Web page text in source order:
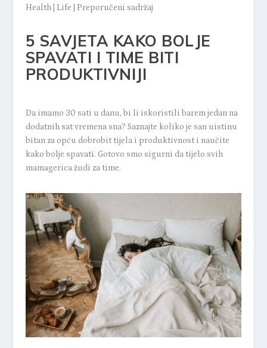
Health| Life Preporučeni sadržaj
5 SAVJETA KAKO BOLJE
SPAVATI I TIME BITI
PRODUKTIVNIJI
Da imamo 30 sati u danu, bi li iskoristili barem jedan na
dodatnih sat vremena sna? Saznajte koliko je san uistinu
bitan za opću dobrobit tijela i produktivnost i naučite
kako bolje spavati. Gotovo smo sigurni da tijelo svih
mamagerica žudi za time.